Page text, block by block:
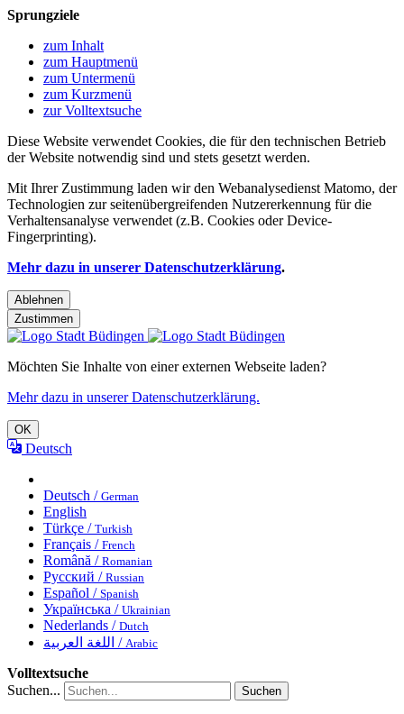
Sprungziele
zum Inhalt
zum Hauptmenü
zum Untermenü
zum Kurzmenü
zur Volltextsuche
Diese Website verwendet Cookies, die für den technischen Betrieb
der Website notwendig sind und stets gesetzt werden.
Mit Ihrer Zustimmung laden wir den Webanalysedienst Matomo, der
Technologien zur seitenübergreifenden Nutzererkennung für die
Verhaltensanalyse verwendet (z.B. Cookies oder Device-
Fingerprinting).
Mehr dazu in unserer Datenschutzerklärung.
Ablehnen
Zustimmen
Möchten Sie Inhalte von einer externen Webseite laden?
Mehr dazu in unserer Datenschutzerklärung.
OK
Deutsch
Deutsch / German
English
Türkçe / Turkish
Français / French
Română / Romanian
Русский / Russian
Español / Spanish
Українська / Ukrainian
Nederlands / Dutch
اللغة العربية / Arabic
Volltextsuche
Suchen...
Suchen